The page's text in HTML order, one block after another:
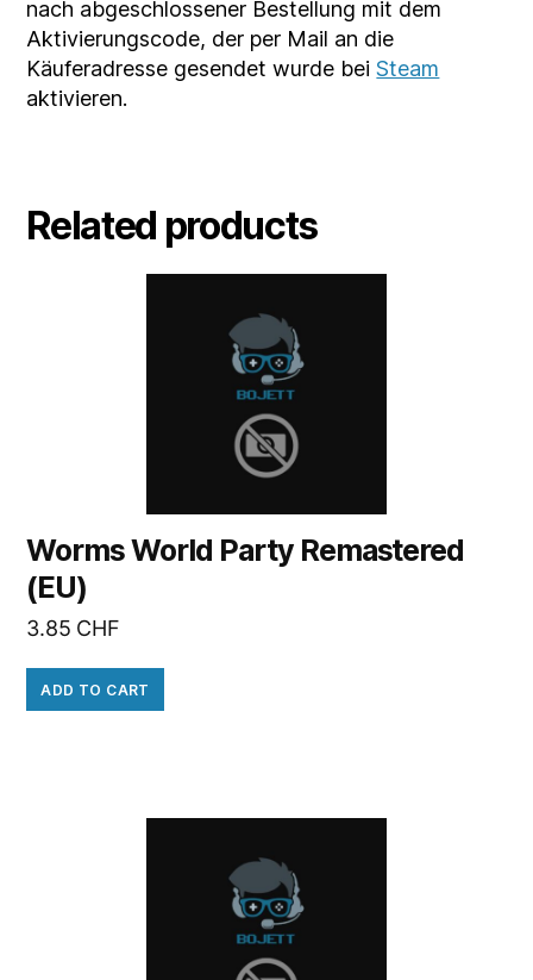
nach abgeschlossener Bestellung mit dem
Aktivierungscode, der per Mail an die
Käuferadresse gesendet wurde beiSteam
aktivieren.
Related products
Worms World Party Remastered
(EU)
3.85 CHF
ADD TO CART